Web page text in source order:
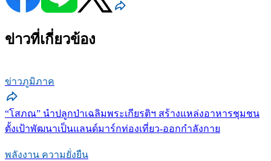
ข่าวที่เกี่ยวข้อง
ข่าวภูมิภาค
“โสภณ” นำปลูกป่าเฉลิมพระเกียรติฯ สร้างแหล่งอาหารชุมชน
ตั้งเป้าพัฒนาเป็นแลนด์มาร์กท่องเที่ยว-ออกกำลังกาย
พลังงาน ความยั่งยืน